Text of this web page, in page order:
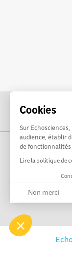
Cookies
Sur
audience, établir
de
Lire la politique de
Non merci
Plateforme de
Notre plateforme